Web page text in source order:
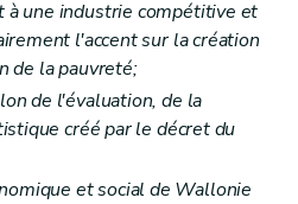
du 17 décembre 2015, art 88
du 17 décembre 2015, art 88
du 17 décembre 2015, art 88
abrogatoires et finales
à une industrie compétitive et
l'accent sur la création
de la pauvreté;
de l'évaluation, de la
créé par le décret du
et social de Wallonie